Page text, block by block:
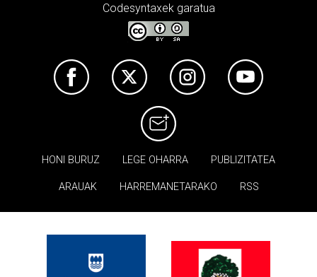
Codesyntaxek garatua
HONI BURUZ LEGE OHARRA PUBLIZITATEA
ARAUAK HARREMANETARAKO RSS